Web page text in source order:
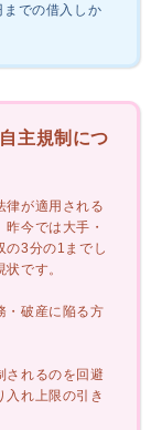
での借入しか
主規制につ
律が適用される
今では大手・
の3分の1までし
です。
・破産に陥る方
されるのを回避
入れ上限の引き